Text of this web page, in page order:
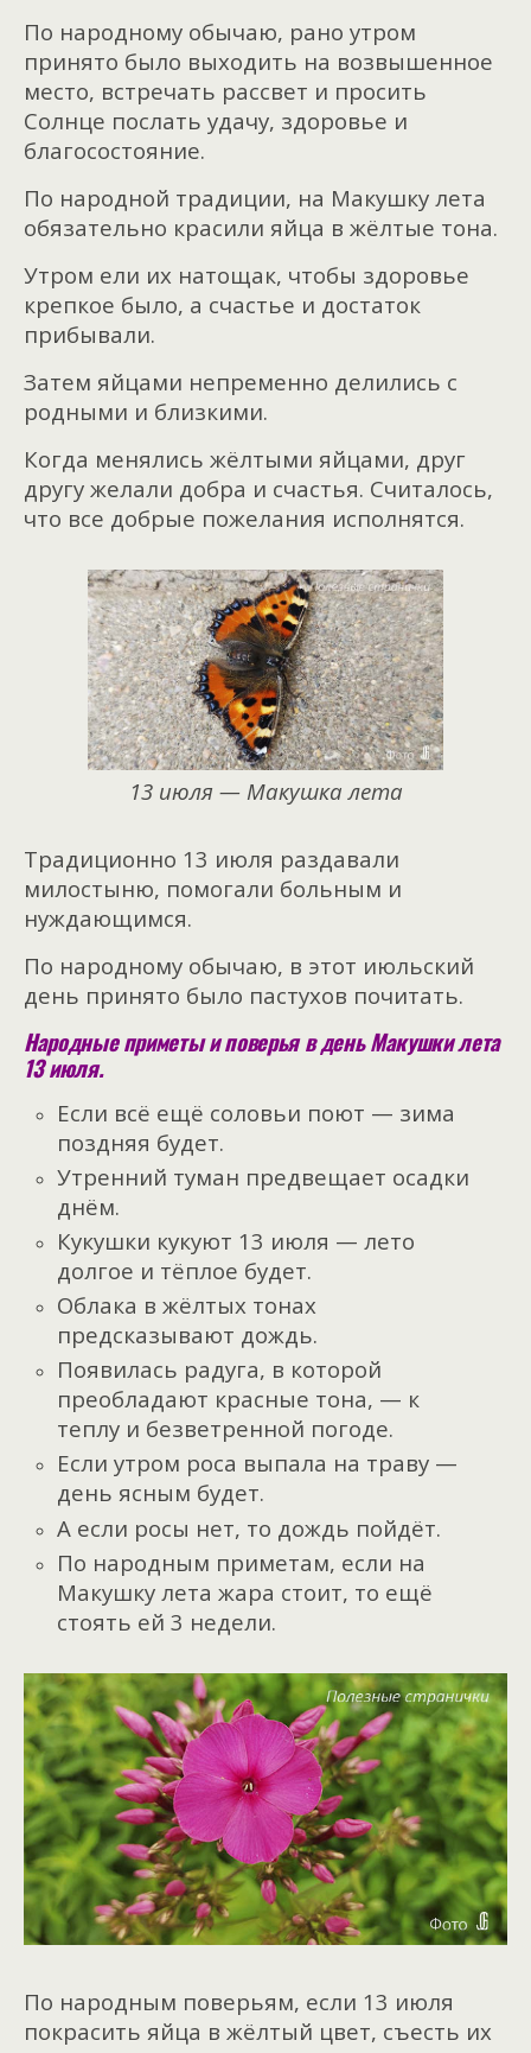
По народному обычаю, рано утром
принято было выходить на возвышенное
место, встречать рассвет и просить
Солнце послать удачу, здоровье и
благосостояние.
По народной традиции, на Макушку лета
обязательно красили яйца в жёлтые тона.
Утром ели их натощак, чтобы здоровье
крепкое было, а счастье и достаток
прибывали.
Затем яйцами непременно делились с
родными и близкими.
Когда менялись жёлтыми яйцами, друг
другу желали добра и счастья. Считалось,
что все добрые пожелания исполнятся.
13 июля — Макушка лета
Традиционно 13 июля раздавали
милостыню, помогали больным и
нуждающимся.
По народному обычаю, в этот июльский
день принято было пастухов почитать.
Народные приметы и поверья в день Макушки лета
13 июля.
Если всё ещё соловьи поют — зима
поздняя будет.
Утренний туман предвещает осадки
днём.
Кукушки кукуют 13 июля — лето
долгое и тёплое будет.
Облака в жёлтых тонах
предсказывают дождь.
Появилась радуга, в которой
преобладают красные тона, — к
теплу и безветренной погоде.
Если утром роса выпала на траву —
день ясным будет.
А если росы нет, то дождь пойдёт.
По народным приметам, если на
Макушку лета жара стоит, то ещё
стоять ей 3 недели.
По народным поверьям, если 13 июля
покрасить яйца в жёлтый цвет, съесть их